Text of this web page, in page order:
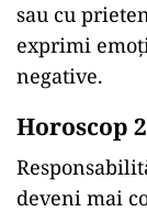
sau cu
exprimi
negative.
Horoscop
deveni mai